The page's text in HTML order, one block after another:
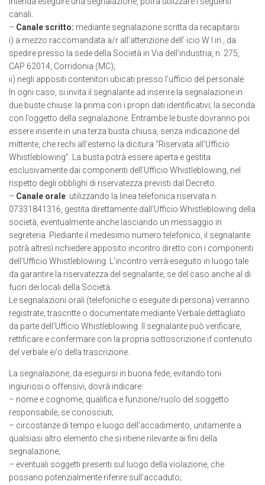
canali.
– Canale scritto: mediante segnalazione scritta da recapitarsi
i) a mezzo raccomandata a/r all’attenzione dell’ icio W I in , da
spedire presso la sede della Società in Via dell’industria, n. 275,
CAP 62014, Corridonia (MC);
ii) negli appositi contenitori ubicati presso l’ufficio del personale.
In ogni caso, si invita il segnalante ad inserire la segnalazione in
due buste chiuse: la prima con i propri dati identificativi; la seconda
con l’oggetto della segnalazione. Entrambe le buste dovranno poi
essere inserite in una terza busta chiusa, senza indicazione del
mittente, che rechi all’esterno la dicitura “Riservata all’Ufficio
Whistleblowing”. La busta potrà essere aperta e gestita
esclusivamente dai componenti dell’Ufficio Whistleblowing, nel
rispetto degli obblighi di riservatezza previsti dal Decreto.
– Canale orale: utilizzando la linea telefonica riservata n.
07331841316, gestita direttamente dall’Ufficio Whistleblowing della
società, eventualmente anche lasciando un messaggio in
segreteria. Pìediante il medesimo numero telefonico, il segnalante
potrà altresì richiedere apposito incontro diretto con i componenti
dell’Ufficio Whistleblowing. L’incontro verrà eseguito in luogo tale
da garantire la riservatezza del segnalante, se del caso anche al di
fuori dei locali della Società.
Le segnalazioni orali (telefoniche o eseguite di persona) verranno
registrate, trascritte o documentate mediante Verbale dettagliato
da parte dell’Ufficio Whistleblowing. Il segnalante può verificare,
rettificare e confermare con la propria sottoscrizione if contenuto
del verbale e/o della trascrizione.
La segnalazione, da eseguirsi in buona fede, evitando toni
ingiuriosi o offensivi, dovrà indicare:
– nome e cognome, qualifica e funzione/ruolo del soggetto
responsabile, se conosciuti;
– circostanze di tempo e luogo dell’accadimento, unitamente a
qualsiasi altro elemento che si ritiene rilevante ai fini della
segnalazione;
– eventuali soggetti presenti sul luogo della violazione, che
possano potenzialmente riferire sull’accaduto;